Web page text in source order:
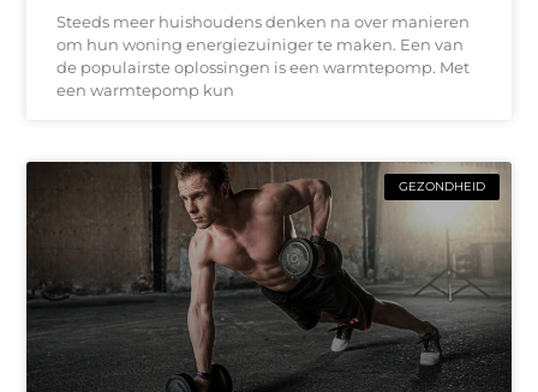
Steeds meer huishoudens denken na over manieren
om hun woning energiezuiniger te maken. Een van
de populairste oplossingen is een warmtepomp. Met
een warmtepomp kun
GEZONDHEID